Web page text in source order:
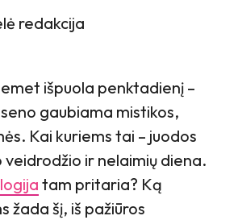
redakcija
išpuola penktadienį –
gaubiama mistikos,
Kai kuriems tai – juodos
veidrodžio ir nelaimių diena.
tam pritaria? Ką
žada šį, iš pažiūros